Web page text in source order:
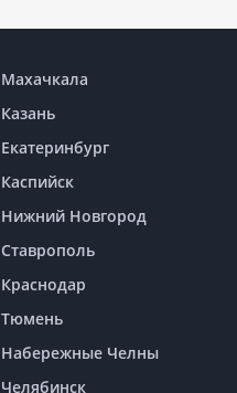
Махачкала
Казань
Екатеринбург
Каспийск
Нижний Новгород
Ставрополь
Краснодар
Тюмень
Набережные Челны
Челябинск